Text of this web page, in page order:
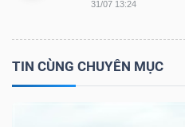
31/07 13:24
TIN CÙNG CHUYÊN MỤC